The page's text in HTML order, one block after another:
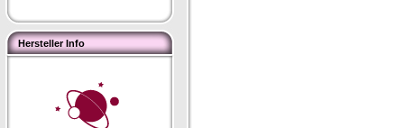
Hersteller Info